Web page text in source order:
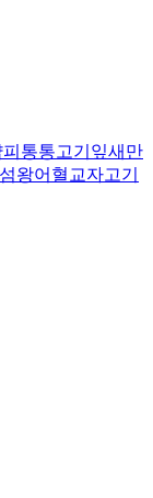
통통고기잎새만
왕어혈교자고기